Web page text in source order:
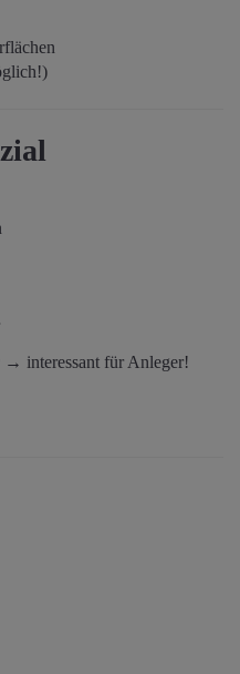
→ interessant für Anleger!